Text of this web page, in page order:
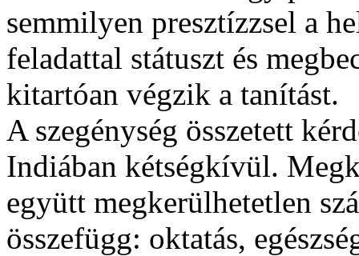
semmilyen presztízzsel a
feladattal státuszt és
kitartóan végzik a tanítást.
A szegénység összetett
Indiában kétségkívül.
együtt megkerülhetetlen
összefügg: oktatás,